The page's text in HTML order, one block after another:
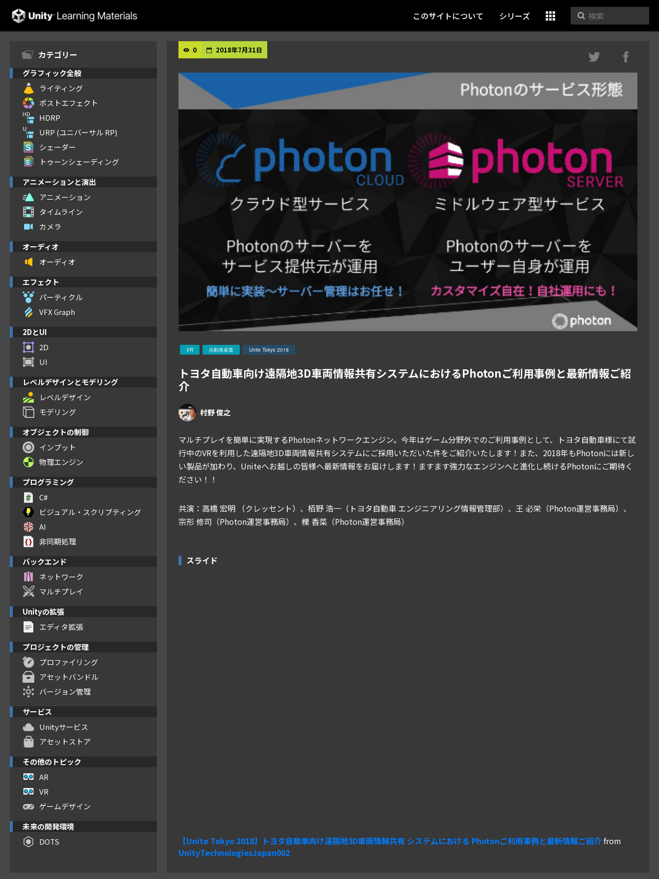
Unity Learning Materials
このサイトについて シリーズ
カテゴリー
グラフィック全般
ライティング
ポストエフェクト
HDRP
URP (ユニバーサル RP)
シェーダー
トゥーンシェーディング
アニメーションと演出
アニメーション
タイムライン
カメラ
オーディオ
オーディオ
エフェクト
パーティクル
VFX Graph
2DとUI
2D
UI
レベルデザインとモデリング
レベルデザイン
モデリング
オブジェクトの制御
インプット
物理エンジン
プログラミング
C#
ビジュアル・スクリプティング
AI
非同期処理
バックエンド
ネットワーク
マルチプレイ
Unityの拡張
エディタ拡張
プロジェクトの管理
プロファイリング
アセットバンドル
バージョン管理
サービス
Unityサービス
アセットストア
その他のトピック
AR
VR
ゲームデザイン
未来の開発環境
DOTS
0 2018年7月31日
VR 自動車産業 Unite Tokyo 2018
トヨタ自動車向け遠隔地3D車両情報共有システムにおけるPhotonご利用事例と最新情報ご紹
介
村野 俊之
マルチプレイを簡単に実現するPhotonネットワークエンジン。今年はゲーム分野外でのご利用事例として、トヨタ自動車様にて試
行中のVRを利用した遠隔地3D車両情報共有システムにご採用いただいた件をご紹介いたします！また、2018年もPhotonには新し
い製品が加わり、Uniteへお越しの皆様へ最新情報をお届けします！ますます強力なエンジンへと進化し続けるPhotonにご期待く
ださい！！
共演：高橋 宏明 （クレッセント）、栢野 浩一（トヨタ自動車 エンジニアリング情報管理部）、王 必栄（Photon運営事務局）、
宗形 修司（Photon運営事務局）、櫟 香菜（Photon運営事務局）
スライド
【Unite Tokyo 2018】トヨタ自動車向け遠隔地3D車両情報共有 システムにおける Photonご利用事例と最新情報ご紹介from
UnityTechnologiesJapan002